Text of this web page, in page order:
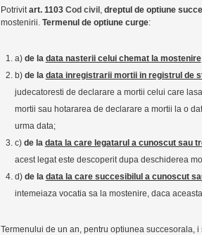
Potrivit art. 1103Cod civil, dreptul de optiune
mostenirii. Termenul de optiune curge:
a) de la data nasterii celui chemat la mostenire
b) de la data inregistrarii mortii in registrul de
judecatoresti de declarare a mortii celui care
mortii sau hotararea de declarare a mortii la o
urma data;
c) de la data la care legatarul a cunoscut sau
acest legat este descoperit dupa deschiderea
d) de la data la care succesibilul a cunoscut
intemeiaza vocatia sa la mostenire, daca
Termenului de un an, pentru optiunea succesorala,